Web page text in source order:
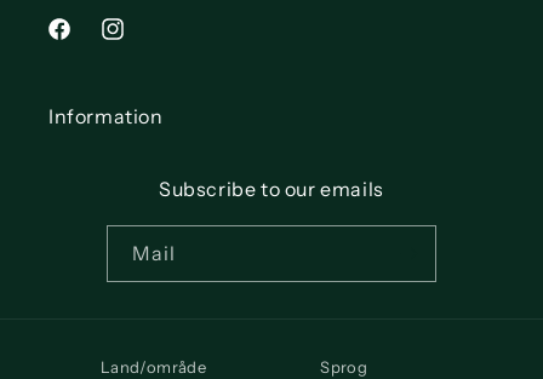
FacebookInstagram
Information
Subscribe to our emails
Mail
Land/område Sprog